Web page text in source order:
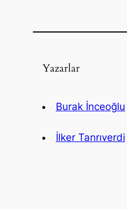
Yazarlar
Burak İnceoğlu
İlker Tanrıverdi